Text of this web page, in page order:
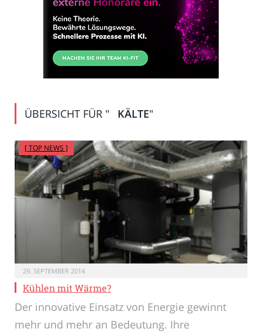
ÜBERSICHT FÜR " KÄLTE"
[ TOP NEWS ]
29. SEPTEMBER 2014
Kühlen mit Wärme?
Der innovative Einsatz von Energie gewinnt
mehr und mehr an Bedeutung. Ihre